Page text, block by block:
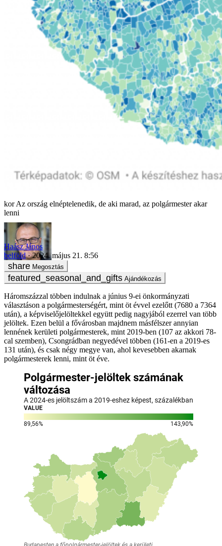
Az ország elnéptelenedik, de aki marad, az polgármester akar
lenni
Haász János
belföld
2024. május 21. 8:56
Megosztás
Ajándékozás
Háromszázzal többen indulnak a június 9-ei önkormányzati
választáson a polgármesterségért, mint öt évvel ezelőtt (7680 a 7364
után), a képviselőjelöltekkel együtt pedig nagyjából ezerrel van több
jelöltek. Ezen belül a fővárosban majdnem másfélszer annyian
lennének kerületi polgármesterek, mint 2019-ben (107 az akkori 78-
cal szemben), Csongrádban negyedével többen (161-en a 2019-es
131 után), és csak négy megye van, ahol kevesebben akarnak
polgármesterek lenni, mint öt éve.